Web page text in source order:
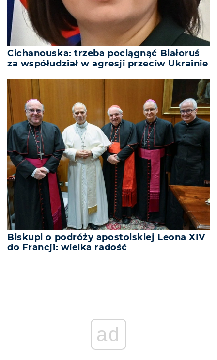
Cichanouska: trzeba pociągnąć Białoruś
za współudział w agresji przeciw Ukrainie
Biskupi o podróży apostolskiej Leona XIV
do Francji: wielka radość
ad